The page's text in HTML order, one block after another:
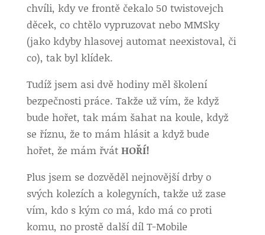
chvíli, kdy ve frontě čekalo 50 twistovejch
děcek, co chtělo vypruzovat nebo MMSky
(jako kdyby hlasovej automat neexistoval, či
co), tak byl klídek.
Tudíž jsem asi dvě hodiny měl školení
bezpečnosti práce. Takže už vím, že když
bude hořet, tak mám šahat na koule, když
se říznu, že to mám hlásit a když bude
hořet, že mám řvát HOŘÍ!
Plus jsem se dozvěděl nejnovější drby o
svých kolezích a kolegyních, takže už zase
vím, kdo s kým co má, kdo má co proti
komu, no prostě další díl T-Mobile